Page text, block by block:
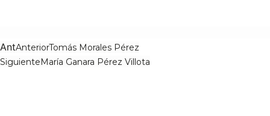
AntAnteriorTomás Morales Pérez
SiguienteMaría Ganara Pérez Villota